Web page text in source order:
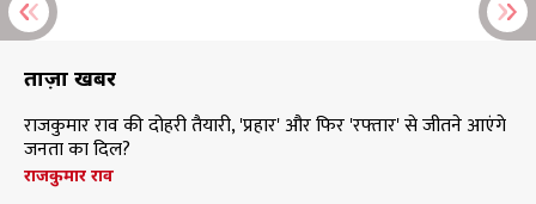
ताज़ा खबरें
राजकुमार राव की दोहरी तैयारी, 'प्रहार' और फिर 'रफ्तार' से जीतने आएंगे
जनता का दिल?
राजकुमार राव